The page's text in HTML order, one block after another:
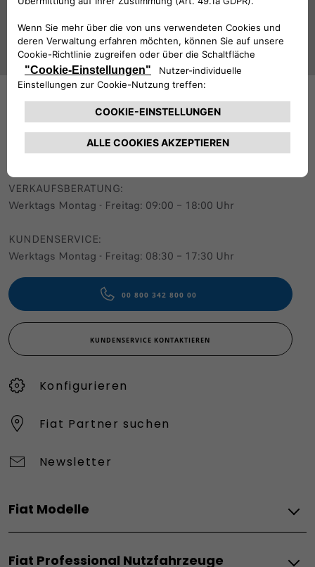
VERKAUFSBERATUNG​:
Werktags Montag - Freitag: 09:00 – 18:00 Uhr
KUNDENSERVICE:
Werktags Montag - Freitag: 08:30 – 17:30 Uhr
00 800 342 800 00
KUNDENSERVICE KONTAKTIEREN
Konfigurieren​
Fiat Partner suchen
Newsletter
Fiat Modelle
Grande Panda Elektro
Fiat Professional Nutzfahrzeuge